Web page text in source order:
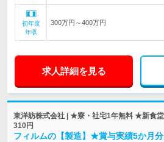
初年度
年収
300万円～400万円
求人詳細を見る
東洋紡株式会社 | ★寮・社宅1年無料 ★新食
310円
フィルムの【製造】★賞与実績5か月